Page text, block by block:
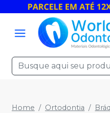
Home Ortodontia